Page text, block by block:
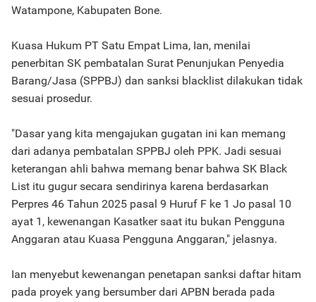
Watampone, Kabupaten Bone.
Kuasa Hukum PT Satu Empat Lima, Ian, menilai
penerbitan SK pembatalan Surat Penunjukan Penyedia
Barang/Jasa (SPPBJ) dan sanksi blacklist dilakukan tidak
sesuai prosedur.
"Dasar yang kita mengajukan gugatan ini kan memang
dari adanya pembatalan SPPBJ oleh PPK. Jadi sesuai
keterangan ahli bahwa memang benar bahwa SK Black
List itu gugur secara sendirinya karena berdasarkan
Perpres 46 Tahun 2025 pasal 9 Huruf F ke 1 Jo pasal 10
ayat 1, kewenangan Kasatker saat itu bukan Pengguna
Anggaran atau Kuasa Pengguna Anggaran," jelasnya.
Ian menyebut kewenangan penetapan sanksi daftar hitam
pada proyek yang bersumber dari APBN berada pada